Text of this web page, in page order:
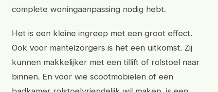
complete woningaanpassing nodig hebt.
Het is een kleine ingreep met een groot effect.
Ook voor mantelzorgers is het een uitkomst. Zij
kunnen makkelijker met een tillift of rolstoel naar
binnen. En voor wie scootmobielen of een